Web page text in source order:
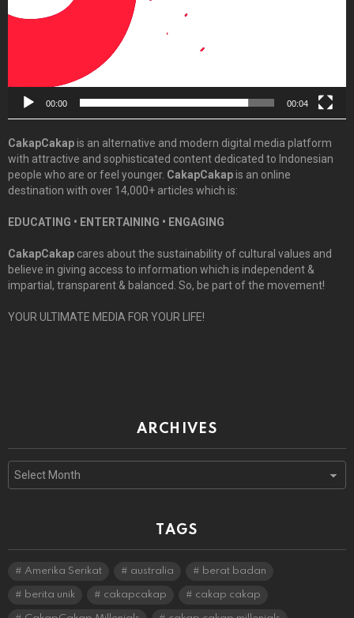
00:00 00:04
CakapCakapis an alternative and modern digital media platform
with attractive and sophisticated content dedicated to Indonesian
people who are or feel younger. CakapCakapis an online
destination with over 14,000+ articles which is:
EDUCATING • ENTERTAINING • ENGAGING
CakapCakap cares about the sustainability of cultural values and
believe in giving access to information which is independent &
impartial, transparent & balanced. So, be part of the movement!
YOUR ULTIMATE MEDIA FOR YOUR LIFE!
ARCHIVES
TAGS
Amerika Serikat australia berat badan
berita unik cakapcakap cakap cakap